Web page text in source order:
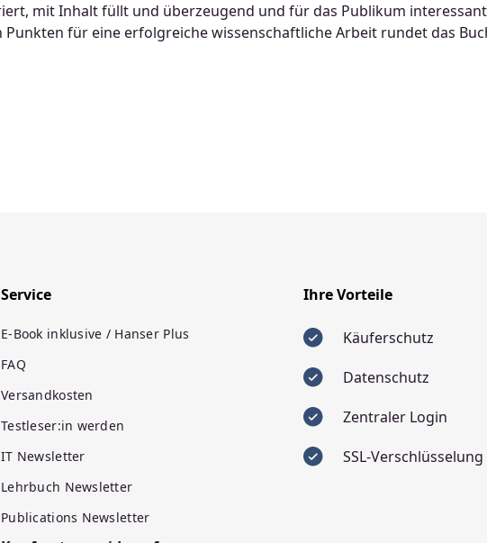
mit Inhalt füllt und überzeugend und für das Publikum interessant
für eine erfolgreiche wissenschaftliche Arbeit rundet das
Service
E-Book inklusive / Hanser Plus
FAQ
Versandkosten
Testleser:in werden
IT Newsletter
Lehrbuch Newsletter
Publications Newsletter
Ihre Vorteile
Käuferschutz
Datenschutz
Zentraler Login
SSL-Verschlüsselung